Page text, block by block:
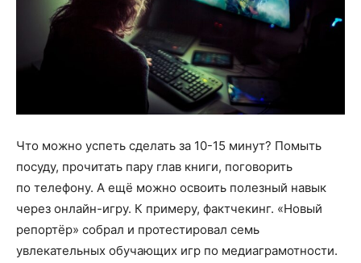
Что можно успеть сделать за 10-15 минут? Помыть
посуду, прочитать пару глав книги, поговорить
по телефону. А ещё можно освоить полезный навык
через онлайн-игру. К примеру, фактчекинг. «Новый
репортёр» собрал и протестировал семь
увлекательных обучающих игр по медиаграмотности.